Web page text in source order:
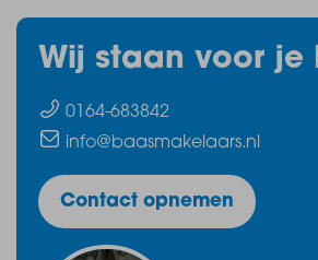
Wij staan voor je
0164-683842
info@baasmakelaars.nl
Contact opnemen